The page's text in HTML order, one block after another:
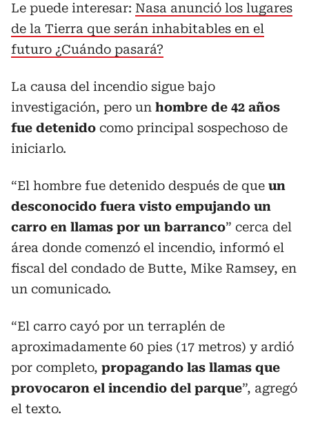
Le puede interesar: Nasa anunció los lugares
de la Tierra que serán inhabitables en el
futuro ¿Cuándo pasará?
La causa del incendio sigue bajo
investigación, pero un hombre de 42 años
fue detenido como principal sospechoso de
iniciarlo.
“El hombre fue detenido después de que un
desconocido fuera visto empujando un
carro en llamas por un barranco” cerca del
área donde comenzó el incendio, informó el
fiscal del condado de Butte, Mike Ramsey, en
un comunicado.
“El carro cayó por un terraplén de
aproximadamente 60 pies (17 metros) y ardió
por completo, propagando las llamas que
provocaron el incendio del parque”, agregó
el texto.